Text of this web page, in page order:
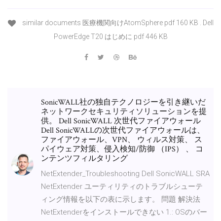
similar documents 医療機関向けAtomSphere pdf 160 KB . Dell
PowerEdge T20 はじめに pdf 446 KB
SonicWALL社の独自テクノロジーを引き継いだ
ネットワークセキュリティソリューションを提
供。 Dell SonicWALL 次世代ファイアウォール
Dell SonicWALLの次世代ファイアウォールは、
ファイアウォール、VPN、 ウィルス対策、 ス
パイウェア対策、侵入検知/防御 （IPS） 、 コ
ンテンツフィルタリング
NetExtender_Troubleshooting Dell SonicWALL SRA
NetExtender ユーティリティのトラブルシューテ
ィング情報を以下の表に示します。 問題 解決法
NetExtenderをインストールできない 1.: OSのバー